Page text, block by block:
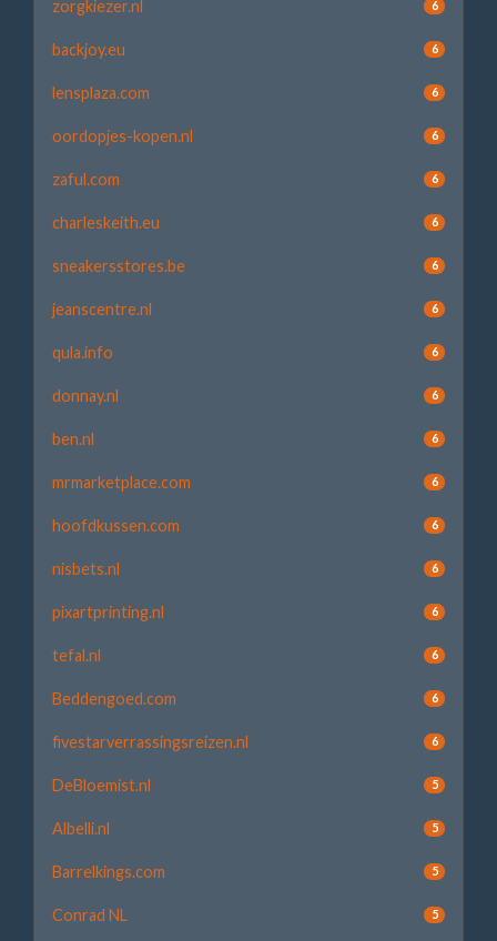
zorgkiezer.nl 6
backjoy.eu 6
lensplaza.com 6
oordopjes-kopen.nl 6
zaful.com 6
charleskeith.eu 6
sneakersstores.be 6
jeanscentre.nl 6
qula.info 6
donnay.nl 6
ben.nl 6
mrmarketplace.com 6
hoofdkussen.com 6
nisbets.nl 6
pixartprinting.nl 6
tefal.nl 6
Beddengoed.com 6
fivestarverrassingsreizen.nl 6
DeBloemist.nl 5
Albelli.nl 5
Barrelkings.com 5
Conrad NL 5